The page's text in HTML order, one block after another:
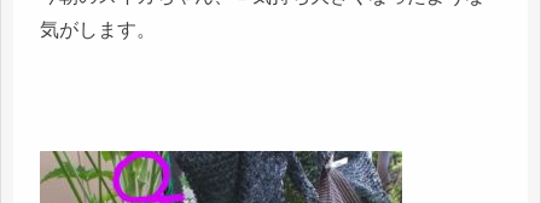
気がします。